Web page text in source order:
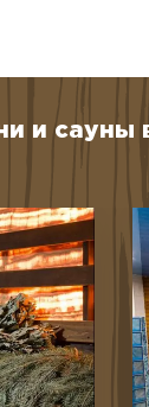
и сауны